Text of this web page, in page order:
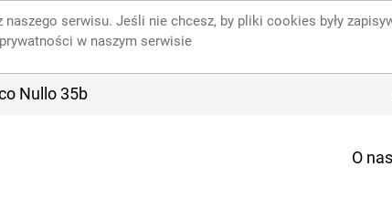
Nullo 35b
O nas
serwisu. Jeśli nie chcesz, by pliki cookies były
w naszym serwisie